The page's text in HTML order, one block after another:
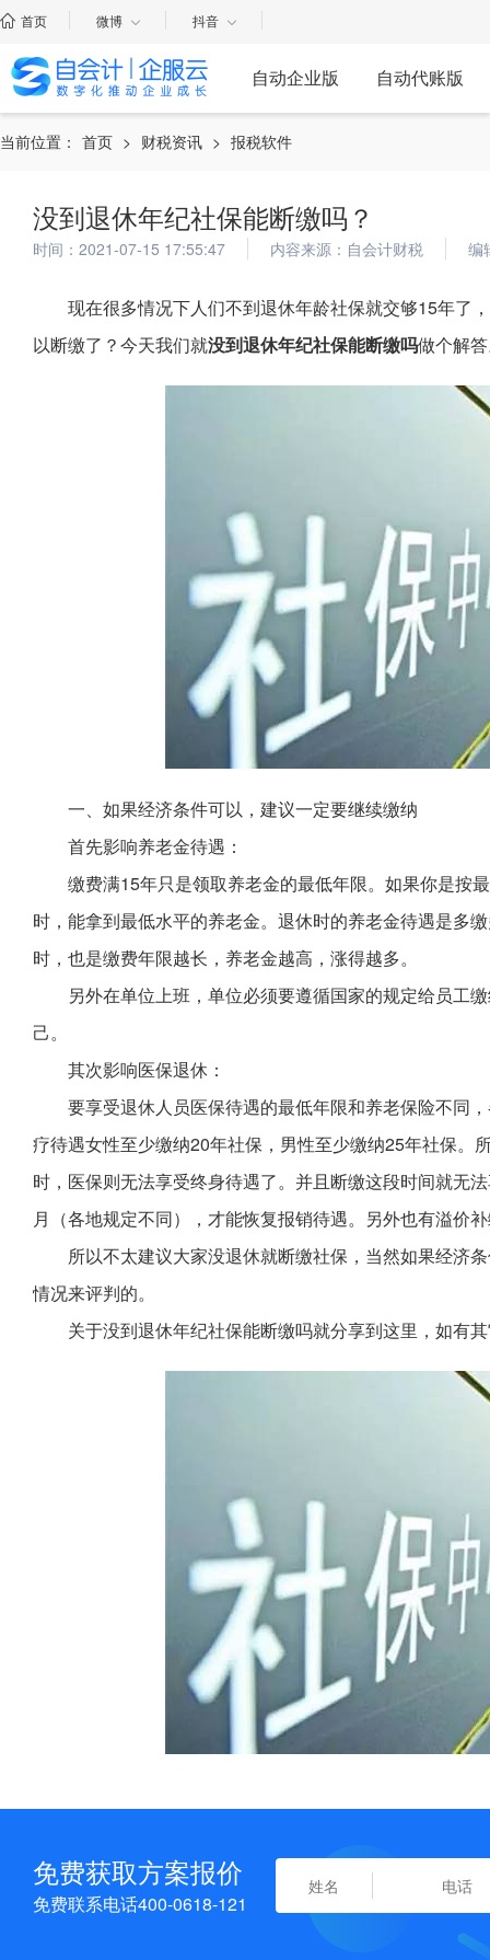
首页 微博 抖音
自动企业版 自动代账版
当前位置： 首页 > 财税资讯 > 报税软件
没到退休年纪社保能断缴吗？
时间：2021-07-15 17:55:47 内容来源：自会计财税 编
现在很多情况下人们不到退休年龄社保就交够15年了
以断缴了？今天我们就没到退休年纪社保能断缴吗做个解
一、如果经济条件可以，建议一定要继续缴纳
首先影响养老金待遇：
缴费满15年只是领取养老金的最低年限。如果你是按
时，能拿到最低水平的养老金。退休时的养老金待遇是多
时，也是缴费年限越长，养老金越高，涨得越多。
另外在单位上班，单位必须要遵循国家的规定给员工
己。
其次影响医保退休：
要享受退休人员医保待遇的最低年限和养老保险不同
疗待遇女性至少缴纳20年社保，男性至少缴纳25年社保。
时，医保则无法享受终身待遇了。并且断缴这段时间就无
月（各地规定不同），才能恢复报销待遇。另外也有溢价
所以不太建议大家没退休就断缴社保，当然如果经济
情况来评判的。
关于没到退休年纪社保能断缴吗就分享到这里，如有
免费获取方案报价
免费联系电话400-0618-121